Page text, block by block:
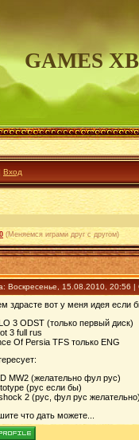
GAMES
Вход
(Меняемся играми друг с другом)
Воскресенье, 15.08.2010, 20:56
здрасте вот у меня идея если
3 ODST (только первый диск)
3 full rus
Of Persia TFS только ENG
MW2 (желательно фул рус)
(рус если бы)
2 (рус, фул рус желательно)
что дать можете...